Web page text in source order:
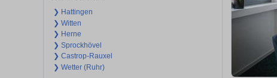
❯ Hattingen
❯ Witten
❯ Herne
❯ Sprockhövel
❯ Castrop-Rauxel
❯ Wetter (Ruhr)